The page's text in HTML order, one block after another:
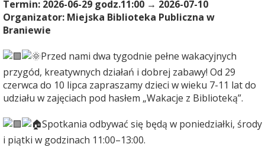
Termin: 2026-06-29 godz.11:00 → 2026-07-10
Organizator: Miejska Biblioteka Publiczna w
Braniewie
Przed nami dwa tygodnie pełne wakacyjnych
przygód, kreatywnych działań i dobrej zabawy! Od 29
czerwca do 10 lipca zapraszamy dzieci w wieku 7-11 lat do
udziału w zajęciach pod hasłem „Wakacje z Biblioteką”.
Spotkania odbywać się będą w poniedziałki, środy
i piątki w godzinach 11:00–13:00.